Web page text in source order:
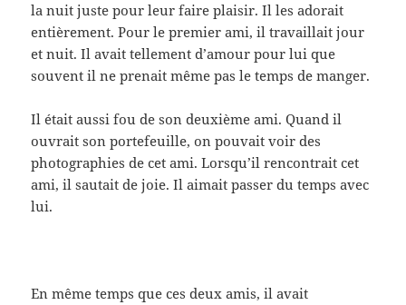
la nuit juste pour leur faire plaisir. Il les adorait
entièrement. Pour le premier ami, il travaillait jour
et nuit. Il avait tellement d’amour pour lui que
souvent il ne prenait même pas le temps de manger.
Il était aussi fou de son deuxième ami. Quand il
ouvrait son portefeuille, on pouvait voir des
photographies de cet ami. Lorsqu’il rencontrait cet
ami, il sautait de joie. Il aimait passer du temps avec
lui.
En même temps que ces deux amis, il avait